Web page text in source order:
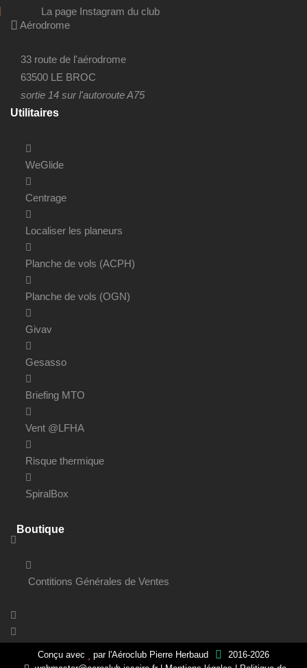
La page Instagram du club
Aérodrome
33 route de l'aérodrome
63500 LE BROC
sortie 14 sur l'autoroute A75
Utilitaires
WeGlide
Centrage
Localiser les planeurs
Planche de vols (ACPH)
Planche de vols (OGN)
Givav
Gesasso
Briefing MTO
Vent @LFHA
Risque thermique
SpiralBox
Boutique
Contitions Générales de Ventes
Conçu avec par l'Aéroclub Pierre Herbaud
2016-2026